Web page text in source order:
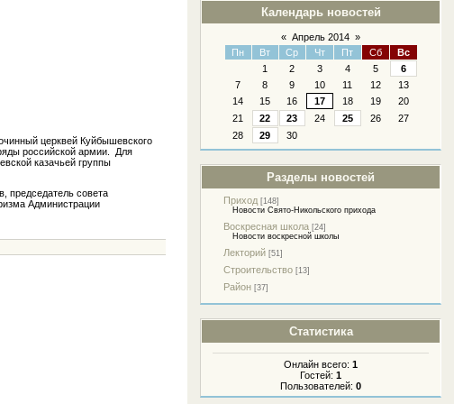
Календарь новостей
« Апрель 2014 »
Пн
Вт Ср Чт Пт Сб
Вс
1
2 3 4 5
6
7
8 9 10 11 12
13
14
15 16 17 18 19
20
21
22 23 24 25 26
27
28
29 30
Разделы новостей
Приход [148]
Новости Свято-Никольского прихода
Воскресная школа [24]
Новости воскресной школы
Лекторий [51]
Строительство [13]
Район [37]
Статистика
Онлайн всего:1
Гостей:1
Пользователей:0
церквей Куйбышевского
российской армии. Для
казачьей группы
председатель совета
Администрации